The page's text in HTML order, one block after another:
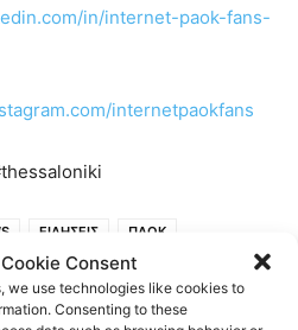
Consent
we use technologies like cookies to
Consenting to these
in/internet-paok-fans-
internetpaokfans
ΕΙΔΗΣΕΙΣ ΠΑΟΚ